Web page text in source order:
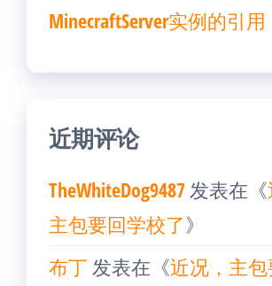
MinecraftServer实例的引用
近期评论
TheWhiteDog9487 发表在《
主包要回学校了》
布丁 发表在《近况，主